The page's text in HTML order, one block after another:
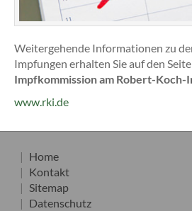
Weitergehende Informationen zu
Impfungen erhalten Sie auf den
Impfkommission am Robert-Koch-
www.rki.de
Home
Kontakt
Sitemap
Datenschutz